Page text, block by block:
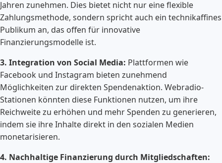
Jahren zunehmen. Dies bietet nicht nur eine flexible
Zahlungsmethode, sondern spricht auch ein technikaffines
Publikum an, das offen für innovative
Finanzierungsmodelle ist.
3. Integration von Social Media: Plattformen wie
Facebook und Instagram bieten zunehmend
Möglichkeiten zur direkten Spendenaktion. Webradio-
Stationen könnten diese Funktionen nutzen, um ihre
Reichweite zu erhöhen und mehr Spenden zu generieren,
indem sie ihre Inhalte direkt in den sozialen Medien
monetarisieren.
4. Nachhaltige Finanzierung durch Mitgliedschaften: